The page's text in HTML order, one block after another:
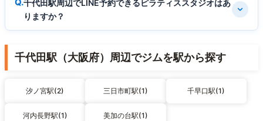
千代田駅周辺でLINE予約できるピラティススタジオはあ
りますか？
千代田駅（大阪府）周辺でジムを駅から探す
汐ノ宮駅(2) 三日市町駅(1) 千早口駅(1)
河内長野駅(1) 美加の台駅(1)